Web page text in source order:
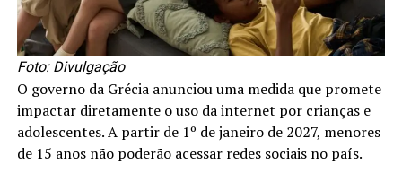
Foto: Divulgação
O governo da Grécia anunciou uma medida que promete
impactar diretamente o uso da internet por crianças e
adolescentes. A partir de 1º de janeiro de 2027, menores
de 15 anos não poderão acessar redes sociais no país.